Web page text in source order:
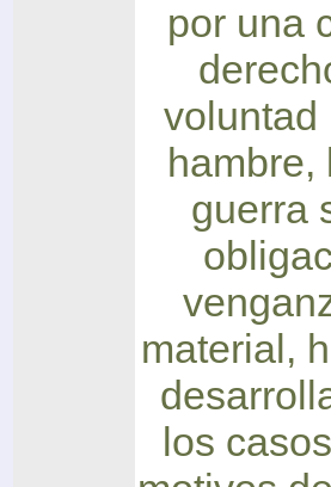
por una
voluntad
hambre,
guerra
material,
los